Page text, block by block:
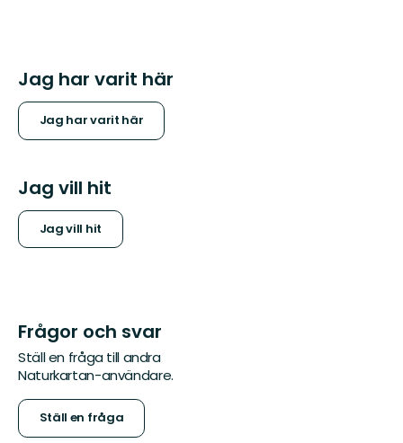
Jag har varit här
Jag har varit här
Jag vill hit
Jag vill hit
Frågor och svar
Ställ en fråga till andra
Naturkartan-användare.
Ställ en fråga